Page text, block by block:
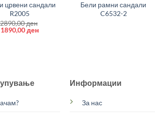
црвени сандали
R2005
2890,00ден
Original
1890,00денCurrent
Бели рамни сандали
C6532-2
Информации
За нас